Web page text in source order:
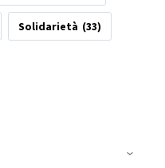
Solidarietà (33)